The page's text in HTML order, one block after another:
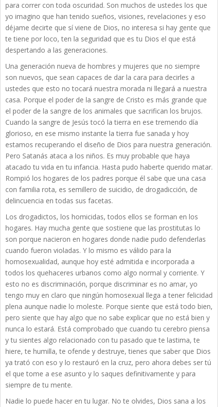
para correr con toda oscuridad. Son muchos de ustedes los que
yo imagino que han tenido sueños, visiones, revelaciones y eso
déjame decirte que sí viene de Dios, no interesa si hay gente que
te tiene por loco, ten la seguridad que es tu Dios el que está
despertando a las generaciones.
Una generación nueva de hombres y mujeres que no siempre
son nuevos, que sean capaces de dar la cara para decirles a
ustedes que esto no tocará nuestra morada ni llegará a nuestra
casa. Porque el poder de la sangre de Cristo es más grande que
el poder de la sangre de los animales que sacrifican los brujos.
Cuando la sangre de Jesús tocó la tierra en ese tremendo día
glorioso, en ese mismo instante la tierra fue sanada y hoy
estamos recuperando el diseño de Dios para nuestra generación.
Pero Satanás ataca a los niños. Es muy probable que haya
atacado tu vida en tu infancia. Hasta pudo haberte querido matar.
Rompió los hogares de los padres porque él sabe que una casa
con familia rota, es semillero de suicidio, de drogadicción, de
delincuencia en todas sus facetas.
Los drogadictos, los homicidas, todos ellos se forman en los
hogares. Hay mucha gente que sostiene que las prostitutas lo
son porque nacieron en hogares donde nadie pudo defenderlas
cuando fueron violadas. Y lo mismo es válido para la
homosexualidad, aunque hoy esté admitida e incorporada a
todos los quehaceres urbanos como algo normal y corriente. Y
esto no es discriminación, porque discriminar es no amar, yo
tengo muy en claro que ningún homosexual llega a tener felicidad
plena aunque nadie lo moleste. Porque siente que está todo bien,
pero siente que hay algo que no sabe explicar que no está bien y
nunca lo estará. Está comprobado que cuando tu cerebro piensa
y tu sientes algo relacionado con tu pasado que te lastima, te
hiere, te humilla, te ofende y destruye, tienes que saber que Dios
ya trató con eso y lo restauró en la cruz, pero ahora debes ser tú
el que tome a ese asunto y lo saques definitivamente y para
siempre de tu mente.
Nadie lo puede hacer en tu lugar. No te olvides, Dios sana a los